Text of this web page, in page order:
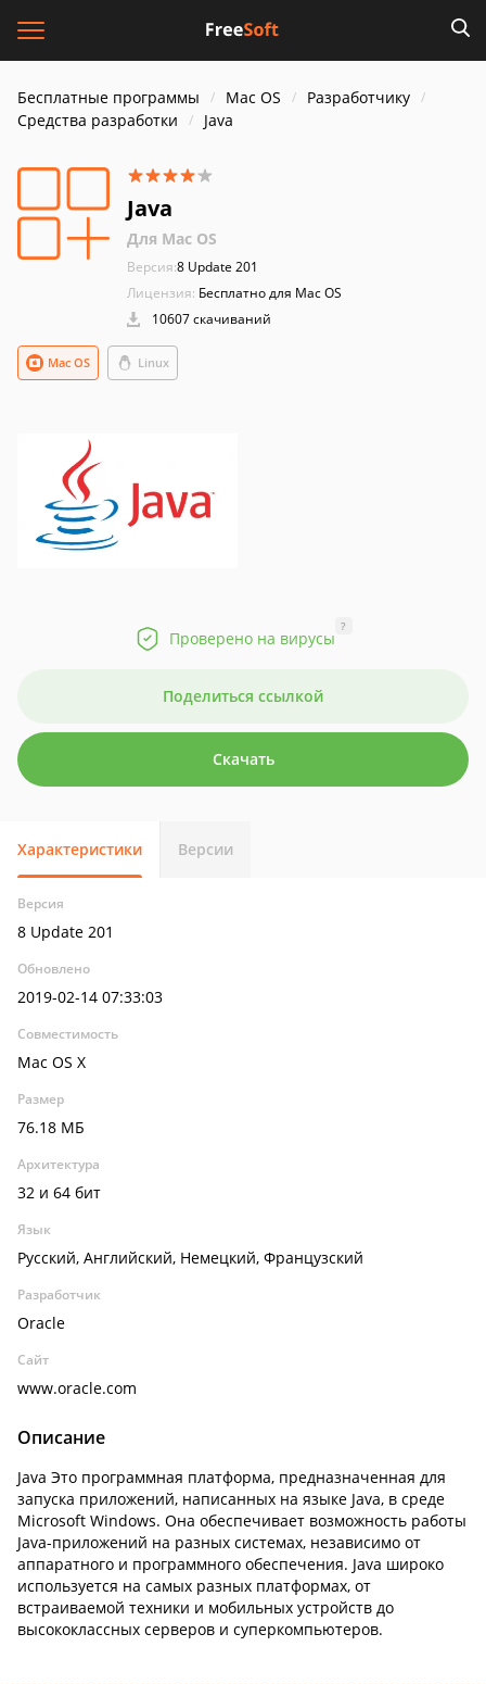
Бесплатные программы Mac OS
Разработчику
Средства разработки
Java
Java
Для Mac OS
Версия:8 Update 201
Лицензия: Бесплатно для Mac OS
10607 скачиваний
Linux
Mac OS
Проверено на вирусы
?
Поделиться ссылкой
Скачать
Характеристики Версии
Версия
8 Update 201
Обновлено
2019-02-14 07:33:03
Совместимость
Mac OS X
Размер
76.18 МБ
Архитектура
32 и 64 бит
Язык
Русский, Английский, Немецкий, Французский
Разработчик
Oracle
Сайт
www.oracle.com
Описание
Java Это программная платформа, предназначенная для
запуска приложений, написанных на языке Java, в среде
Microsoft Windows. Она обеспечивает возможность работы
Java-приложений на разных системах, независимо от
аппаратного и программного обеспечения. Java широко
используется на самых разных платформах, от
встраиваемой техники и мобильных устройств до
высококлассных серверов и суперкомпьютеров.